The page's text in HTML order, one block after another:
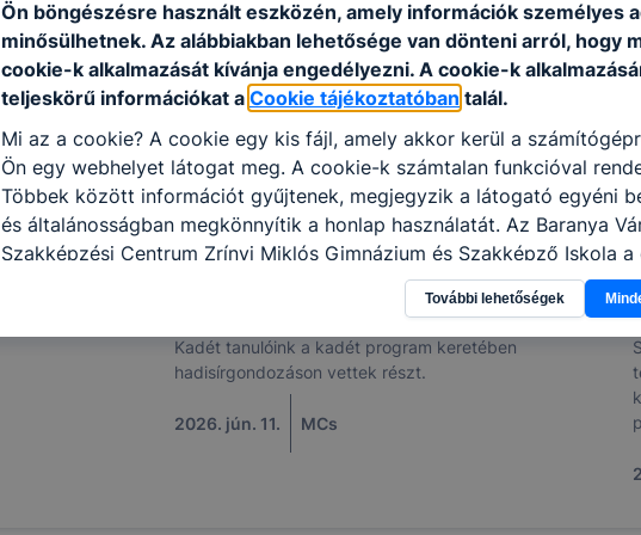
Kadét tanulóink a kadét program keretében
hadisírgondozáson vettek részt.
2026. jún. 11. MCs
Ön böngészésre használt eszközén, amely információk személyes
minősülhetnek. Az alábbiakban lehetősége van dönteni arról, hogy
cookie-k alkalmazását kívánja engedélyezni. A cookie-k
teljeskörű információkat a Cookie tájékoztatóban talál.
Mi az a cookie? A cookie egy kis fájl, amely akkor kerül a
Ön egy webhelyet látogat meg. A cookie-k számtalan funkcióval
Többek között információt gyűjtenek, megjegyzik a látogató egyéni
és általánosságban megkönnyítik a honlap használatát. Az Baranya
Szakképzési Centrum Zrínyi Miklós Gimnázium és Szakképző Iskola
a következő célokból használja: információ gyűjtése azzal
használja Ön a honlapot -annak felmérésével, hogy a honlap melyik
látogatja, vagy használja leginkább, így megtudhatjuk, hogyan
még jobb felhasználói élményt, ha ismét meglátogatja oldalunkat,
fejlesztése. Hogyan ellenőrizheti és hogyan tudja kikapcsolni a
Minden modern böngésző engedélyezi a cookie-k beállításának a
legtöbb böngésző alapértelmezettként automatikusan elfogadja a
ezek általában megváltoztathatók. Felhívjuk figyelmét, hogy mivel a
További lehetőségek